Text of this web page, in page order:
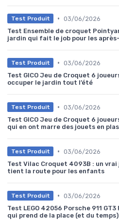
Test Produit • 03/06/2026
Test Ensemble de croquet
jardin qui fait le job pour les
Test Produit • 03/06/2026
Test GICO Jeu de Croquet 6
occuper le jardin tout l’été
Test Produit • 03/06/2026
Test GICO Jeu de Croquet 6
qui en ont marre des jouets en
Test Produit • 03/06/2026
Test Vilac Croquet 4093B : un
tient la route pour les enfants
Test Produit • 03/06/2026
Test LEGO 42056 Porsche 911
qui prend de la place (et du temps)